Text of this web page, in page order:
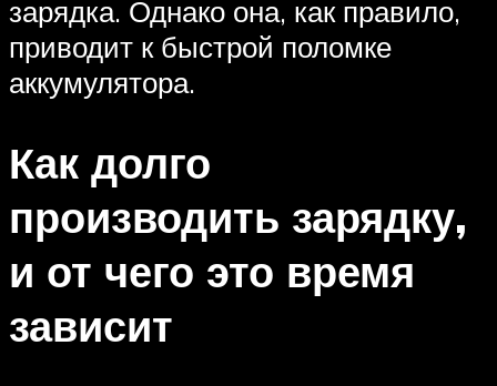
зарядка. Однако она, как правило,
приводит к быстрой поломке
аккумулятора.
Как долго
производить зарядку,
и от чего это время
зависит